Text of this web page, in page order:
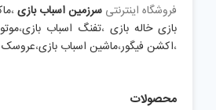
فروشگاه اینترنتی سرزمین اسباب بازی،
بازی خاله بازی ،تفنگ اسباب بازی،
،اکشن فیگور،ماشین اسباب بازی،عروسک
محصولات